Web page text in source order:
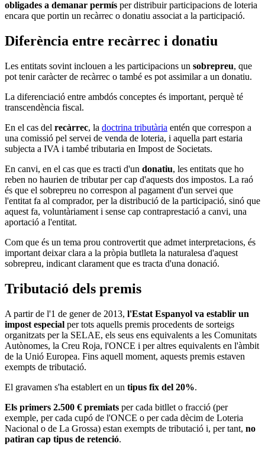
obligades a demanar permís per distribuir participacions de loteria
encara que portin un recàrrec o donatiu associat a la participació.
Diferència entre recàrrec i donatiu
Les entitats sovint inclouen a les participacions un sobrepreu, que
pot tenir caràcter de recàrrec o també es pot assimilar a un donatiu.
La diferenciació entre ambdós conceptes és important, perquè té
transcendència fiscal.
En el cas del recàrrec, la doctrina tributària entén que correspon a
una comissió pel servei de venda de loteria, i aquella part estaria
subjecta a IVA i també tributaria en Impost de Societats.
En canvi, en el cas que es tracti d'un donatiu, les entitats que ho
reben no haurien de tributar per cap d'aquests dos impostos. La raó
és que el sobrepreu no correspon al pagament d'un servei que
l'entitat fa al comprador, per la distribució de la participació, sinó que
aquest fa, voluntàriament i sense cap contraprestació a canvi, una
aportació a l'entitat.
Com que és un tema prou controvertit que admet interpretacions, és
important deixar clara a la pròpia butlleta la naturalesa d'aquest
sobrepreu, indicant clarament que es tracta d'una donació.
Tributació dels premis
A partir de l'1 de gener de 2013, l'Estat Espanyol va establir un
impost especial per tots aquells premis procedents de sorteigs
organitzats per la SELAE, els seus ens equivalents a les Comunitats
Autònomes, la Creu Roja, l'ONCE i per altres equivalents en l'àmbit
de la Unió Europea. Fins aquell moment, aquests premis estaven
exempts de tributació.
El gravamen s'ha establert en un tipus fix del 20%.
Els primers 2.500 € premiats per cada bitllet o fracció (per
exemple, per cada cupó de l'ONCE o per cada dècim de Loteria
Nacional o de La Grossa) estan exempts de tributació i, per tant, no
patiran cap tipus de retenció.